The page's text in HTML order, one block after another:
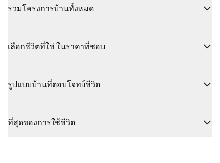
รวมโครงการบ้านทั้งหมด
เลือกชีวิตที่ใช่ ในราคาที่ชอบ
รูปแบบบ้านที่ตอบโจทย์ชีวิต
ที่สุดของการใช้ชีวิต